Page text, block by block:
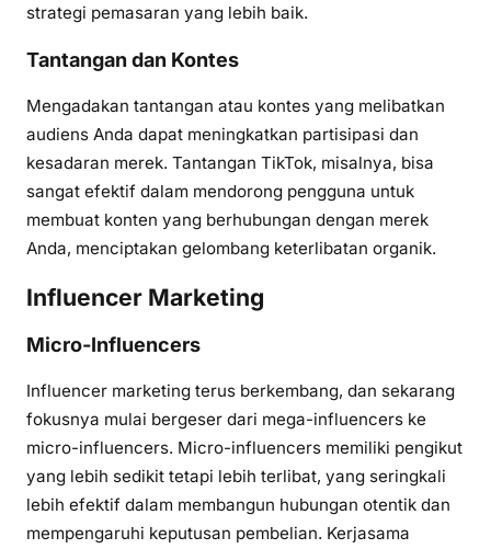
strategi pemasaran yang lebih baik.
Tantangan dan Kontes
Mengadakan tantangan atau kontes yang melibatkan
audiens Anda dapat meningkatkan partisipasi dan
kesadaran merek. Tantangan TikTok, misalnya, bisa
sangat efektif dalam mendorong pengguna untuk
membuat konten yang berhubungan dengan merek
Anda, menciptakan gelombang keterlibatan organik.
Influencer Marketing
Micro-Influencers
Influencer marketing terus berkembang, dan sekarang
fokusnya mulai bergeser dari mega-influencers ke
micro-influencers. Micro-influencers memiliki pengikut
yang lebih sedikit tetapi lebih terlibat, yang seringkali
lebih efektif dalam membangun hubungan otentik dan
mempengaruhi keputusan pembelian. Kerjasama